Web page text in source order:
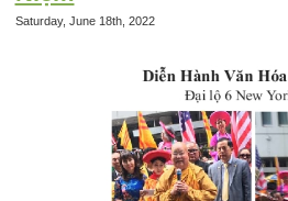
Saturday, June 18th, 2022